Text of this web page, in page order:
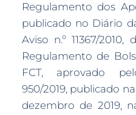
Regulamento dos
publicado no Diário
Aviso n.º 11367/
Regulamento de
FCT, aprovado
950/2019, publicado
dezembro de 2019,